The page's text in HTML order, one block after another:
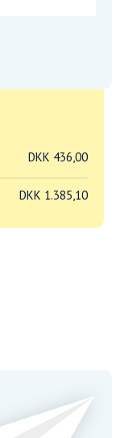
DKK 436,00
DKK 1.385,10